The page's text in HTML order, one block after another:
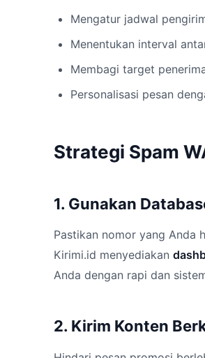
Mengatur jadwal
Menentukan interval
Membagi target
Personalisasi pesan
Strategi Spam
1. Gunakan
Pastikan nomor yang Anda
Kirimi.id menyediakan
Anda dengan rapi dan
2. Kirim Konten